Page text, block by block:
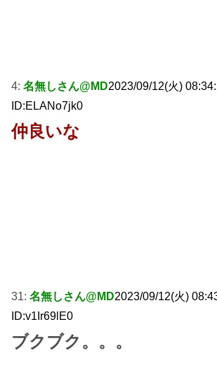
4: 名無しさん@MD2023/09/12(火)
ID:ELANo7jk0
仲良いな
31: 名無しさん@MD2023/09/12(火)
ID:v1Ir69lE0
ブクブク。。。